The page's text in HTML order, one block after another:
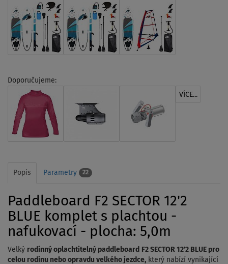
Doporučujeme:
VÍCE...
Popis Parametry 22
Paddleboard F2 SECTOR 12'2
BLUE komplet s plachtou -
nafukovací - plocha: 5,0m
Velký rodinný oplachtitelný paddleboard
F2 SECTOR 12‘2 BLUE pro
celou rodinu nebo opravdu velkého jezdce, který nabízí vynikající